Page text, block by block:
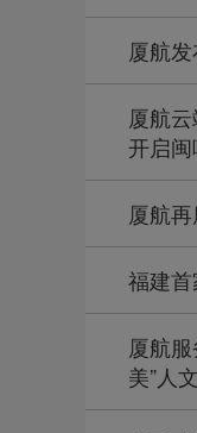
厦航
厦航
开启
厦航
福建
厦航
美”人